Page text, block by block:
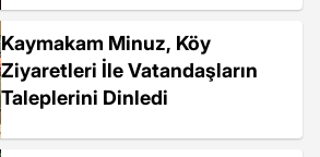
Kaymakam Minuz, Köy
Ziyaretleri İle Vatandaşların
Taleplerini Dinledi